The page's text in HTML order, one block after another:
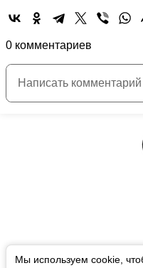
Мы используем cookie,
0 комментариев